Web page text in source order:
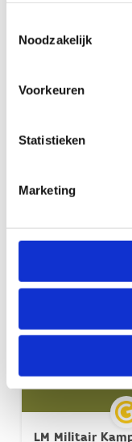
Noodzakelijk
Voorkeuren
Statistieken
Marketing